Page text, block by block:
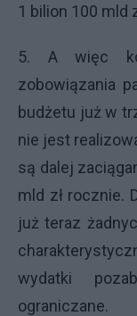
1 bilion 100 mld
5. A więc
zobowiązania
budżetu już w
nie jest
są dalej
mld zł rocznie.
już teraz
wydatki
ograniczane.